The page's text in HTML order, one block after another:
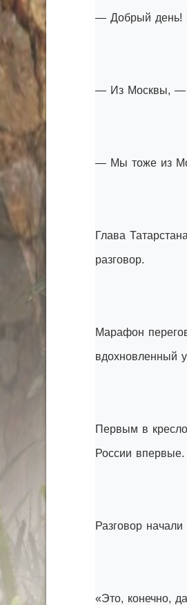
— Добрый день!
— Из Москвы, —
— Мы тоже из
Глава
разговор.
Марафон
вдохновленный
Первым в
России впервые.
Разговор
«Это, конечно,